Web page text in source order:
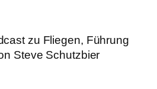
zu Fliegen, Führung
Steve Schutzbier